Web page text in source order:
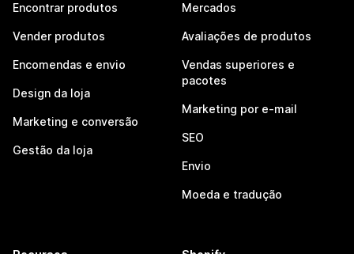
Encontrar produtos
Vender produtos
Encomendas e envio
Design da loja
Marketing e conversão
Gestão da loja
Mercados
Avaliações de produtos
Vendas superiores e
pacotes
Marketing por e-mail
SEO
Envio
Moeda e tradução